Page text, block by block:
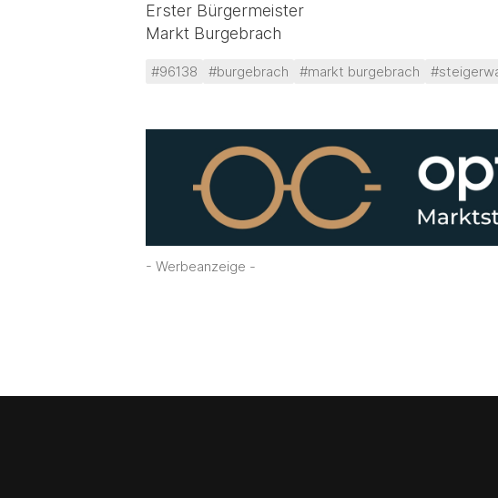
Erster Bürgermeister
Markt Burgebrach
#96138 #burgebrach #markt burgebrach
- Werbeanzeige -